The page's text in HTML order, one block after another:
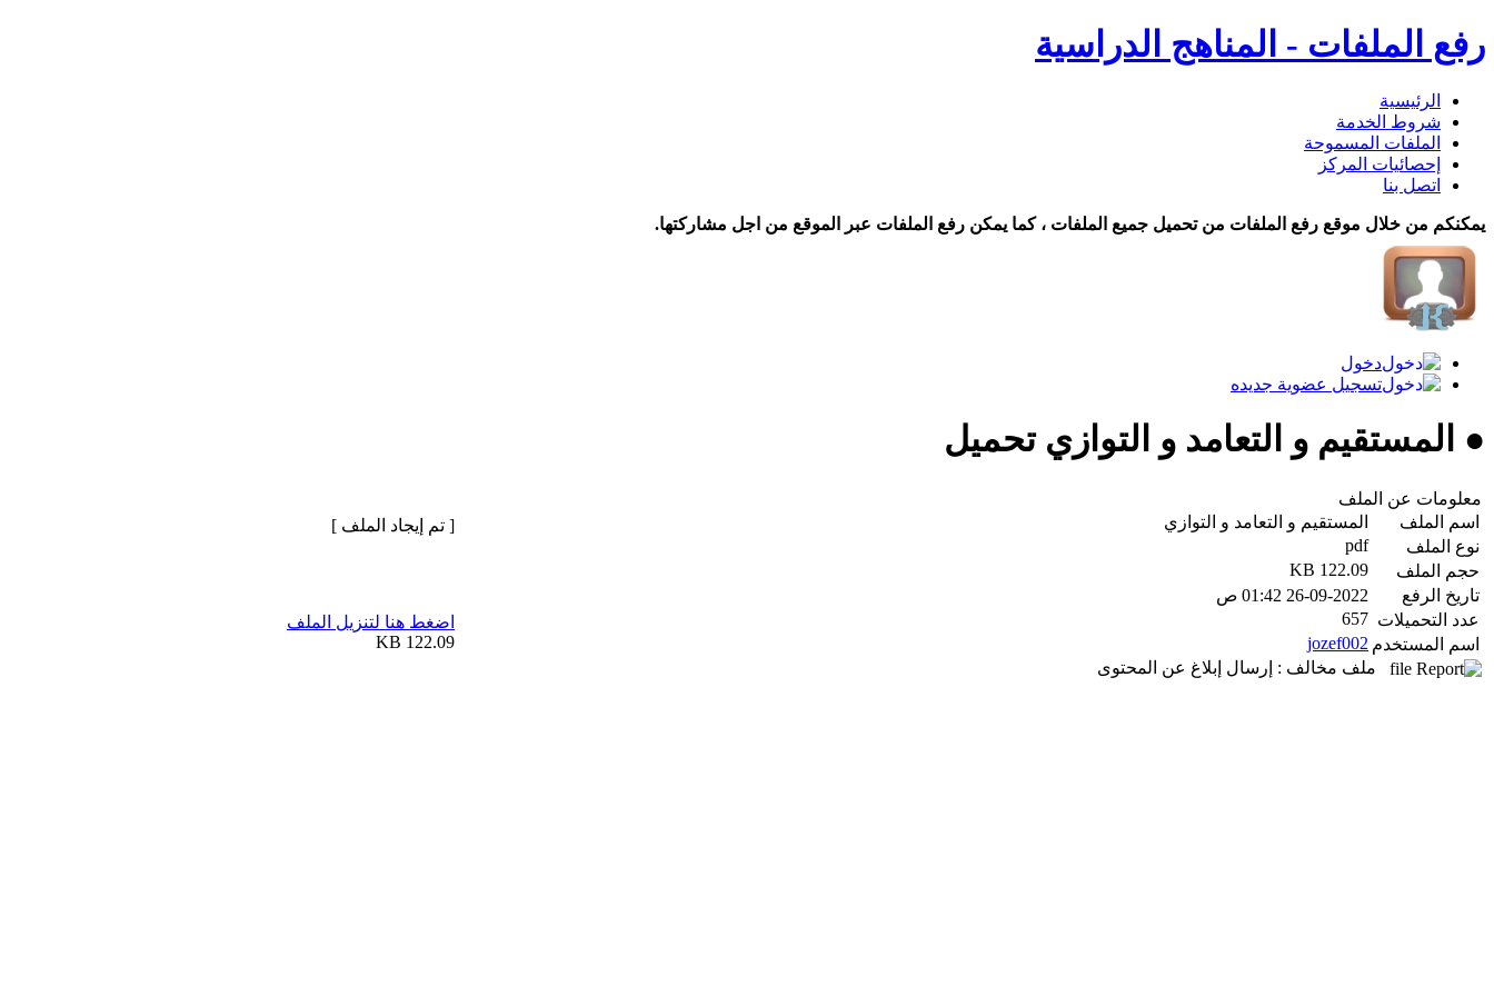
رفع الملفات - المناهج الدراسية
الرئيسية
شروط الخدمة
الملفات المسموحة
إحصائيات المركز
اتصل بنا
يمكنكم من خلال موقع رفع الملفات من تحميل جميع الملفات ، كما يمكن رفع الملفات عبر الموقع من اجل مشاركتها.
دخول
تسجيل عضوية جديده
● المستقيم و التعامد و التوازي تحميل
معلومات عن الملف
اسم الملف
المستقيم و التعامد و التوازي
نوع الملف
pdf
حجم الملف
122.09 KB
تاريخ الرفع
26-09-2022 01:42 ص
عدد التحميلات 657
اسم المستخدم jozef002
ملف مخالف : إرسال إبلاغ عن المحتوى
[ تم إيجاد الملف ]
اضغط هنا لتنزيل الملف
122.09 KB